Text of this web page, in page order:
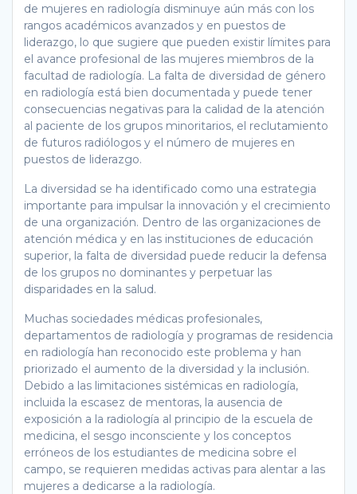
de mujeres en radiología disminuye aún más con los
rangos académicos avanzados y en puestos de
liderazgo, lo que sugiere que pueden existir límites para
el avance profesional de las mujeres miembros de la
facultad de radiología. La falta de diversidad de género
en radiología está bien documentada y puede tener
consecuencias negativas para la calidad de la atención
al paciente de los grupos minoritarios, el reclutamiento
de futuros radiólogos y el número de mujeres en
puestos de liderazgo.
La diversidad se ha identificado como una estrategia
importante para impulsar la innovación y el crecimiento
de una organización. Dentro de las organizaciones de
atención médica y en las instituciones de educación
superior, la falta de diversidad puede reducir la defensa
de los grupos no dominantes y perpetuar las
disparidades en la salud.
Muchas sociedades médicas profesionales,
departamentos de radiología y programas de residencia
en radiología han reconocido este problema y han
priorizado el aumento de la diversidad y la inclusión.
Debido a las limitaciones sistémicas en radiología,
incluida la escasez de mentoras, la ausencia de
exposición a la radiología al principio de la escuela de
medicina, el sesgo inconsciente y los conceptos
erróneos de los estudiantes de medicina sobre el
campo, se requieren medidas activas para alentar a las
mujeres a dedicarse a la radiología.